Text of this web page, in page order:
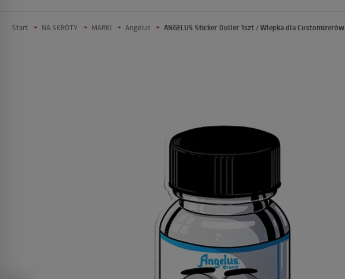
Start NA SKRÓTY MARKI Angelus ANGELUS Sticker Duller 1szt / Wlepka dla Customizerów